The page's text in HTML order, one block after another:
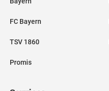
FC Bayern
TSV 1860
Promis